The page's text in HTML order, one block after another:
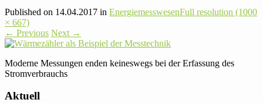
Published on 14.04.2017 in Ener­gie­mess­wesenFull resolution (1000
× 667)
← Previous Next →
Moderne Mes­sungen enden kei­nes­wegs bei der Erfas­sung des
Stromverbrauchs
Aktuell